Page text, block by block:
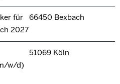
für
2027
66450 Bexbach
w/d)
51069 Köln